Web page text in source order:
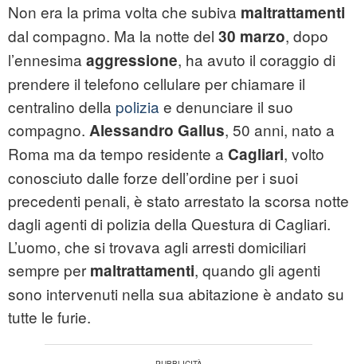
Non era la prima volta che subiva maltrattamenti
dal compagno. Ma la notte del 30 marzo, dopo
l’ennesima aggressione, ha avuto il coraggio di
prendere il telefono cellulare per chiamare il
centralino della polizia e denunciare il suo
compagno. Alessandro Gallus, 50 anni, nato a
Roma ma da tempo residente a Cagliari, volto
conosciuto dalle forze dell’ordine per i suoi
precedenti penali, è stato arrestato la scorsa notte
dagli agenti di polizia della Questura di Cagliari.
L’uomo, che si trovava agli arresti domiciliari
sempre per maltrattamenti, quando gli agenti
sono intervenuti nella sua abitazione è andato su
tutte le furie.